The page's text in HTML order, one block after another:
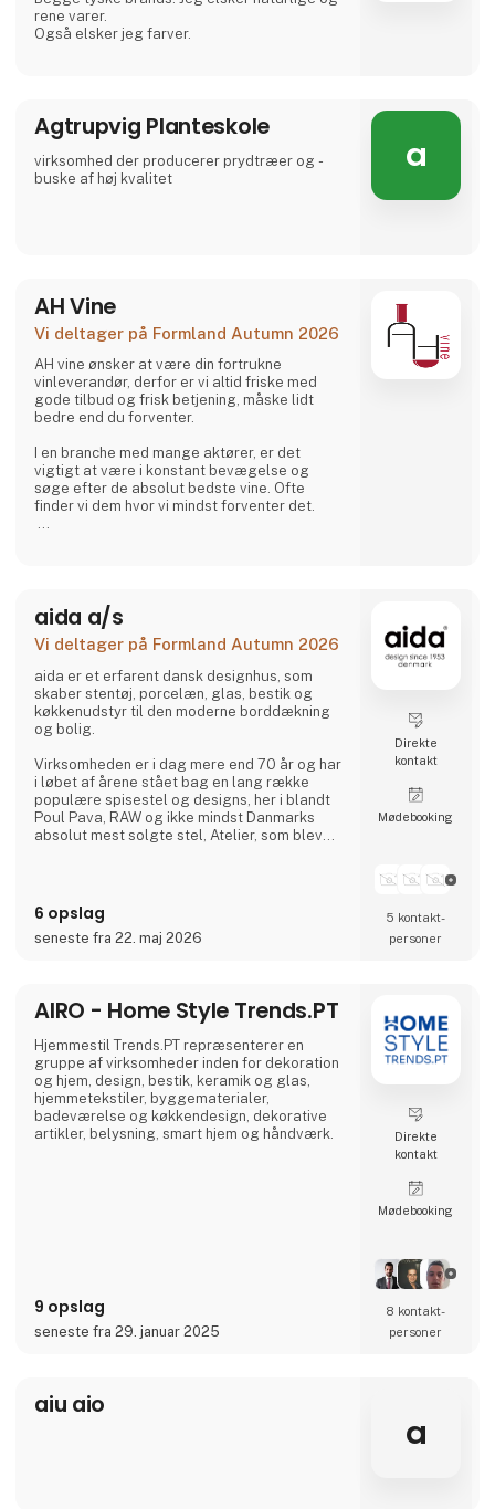
rene varer.
Også elsker jeg farver.
Agtrupvig Planteskole
virksomhed der producerer prydtræer og -
buske af høj kvalitet
a
AH Vine
Vi deltager på Formland Autumn 2026
AH vine ønsker at være din fortrukne
vinleverandør, derfor er vi altid friske med
gode tilbud og frisk betjening, måske lidt
bedre end du forventer.
I en branche med mange aktører, er det
vigtigt at være i konstant bevægelse og
søge efter de absolut bedste vine. Ofte
finder vi dem hvor vi mindst forventer det.
udfordre og prøve det nye.
aida a/s
Vi deltager på Formland Autumn 2026
aida er et erfarent dansk designhus, som
skaber stentøj, porcelæn, glas, bestik og
køkkenudstyr til den moderne borddækning
og bolig.
Virksomheden er i dag mere end 70 år og har
i løbet af årene stået bag en lang række
populære spisestel og designs, her i blandt
Poul Pava, RAW og ikke mindst Danmarks
absolut mest solgte stel, Atelier, som blev
aida følger tidens trends uden at gå på
kompromis med egne værdier som kvalitet,
godt håndværk, funktionalitet og value for
samarbejde med Christiane Schaumburg-
Müller, er en af aida's mest populær
6 opslag
seneste fra 22. maj 2026
Direkte
kontakt
Møde­booking
5 kontakt­
personer
AIRO - Home Style Trends.PT
Hjemmestil Trends.PT repræsenterer en
gruppe af virksomheder inden for dekoration
og hjem, design, bestik, keramik og glas,
hjemmetekstiler, byggematerialer,
badeværelse og køkkendesign, dekorative
artikler, belysning, smart hjem og håndværk.
9 opslag
seneste fra 29. januar 2025
Direkte
kontakt
Møde­booking
8 kontakt­
personer
aiu aio
a